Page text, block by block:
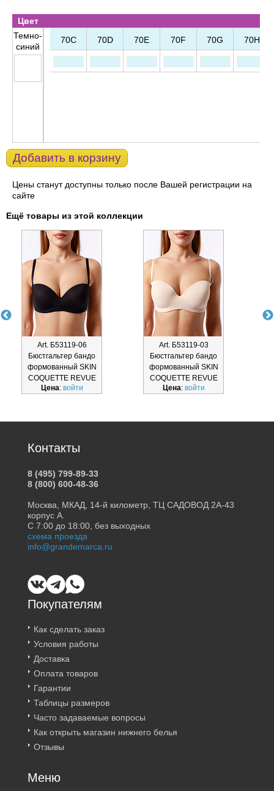
Цвет
Темно-
синий
70C 70D 70E 70F 70G 70H
Добавить в корзину
Цены станут доступны только после Вашей регистрации на
сайте
Ещё товары из этой коллекции
Art. Б53119-06
Бюстгальтер бандо
формованный SKIN
COQUETTE REVUE
Б53119-0
Цена: войти
Art. Б53119-03
Бюстгальтер бандо
формованный SKIN
COQUETTE REVUE
Б53119-0
Цена: войти
Покупателям
Как сделать заказ
Условия работы
Доставка
Оплата товаров
Гарантии
Таблицы размеров
Часто задаваемые вопросы
Как открыть магазин нижнего белья
Отзывы
Меню
Контакты
8 (495) 799-89-33
8 (800) 600-48-36
Москва, МКАД, 14-й километр, ТЦ САДОВОД 2А-43
корпус А.
С 7:00 до 18:00, без выходных
схема проезда
info@grandemarca.ru